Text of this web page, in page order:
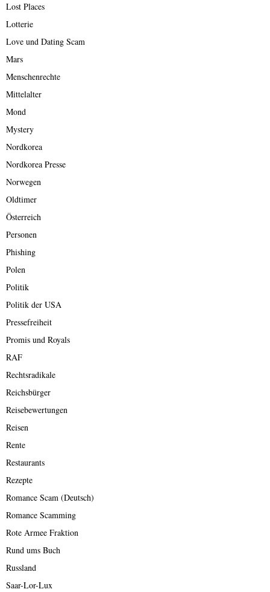
Lost Places
Lotterie
Love und Dating Scam
Mars
Menschenrechte
Mittelalter
Mond
Mystery
Nordkorea
Nordkorea Presse
Norwegen
Oldtimer
Österreich
Personen
Phishing
Polen
Politik
Politik der USA
Pressefreiheit
Promis und Royals
RAF
Rechtsradikale
Reichsbürger
Reisebewertungen
Reisen
Rente
Restaurants
Rezepte
Romance Scam (Deutsch)
Romance Scamming
Rote Armee Fraktion
Rund ums Buch
Russland
Saar-Lor-Lux